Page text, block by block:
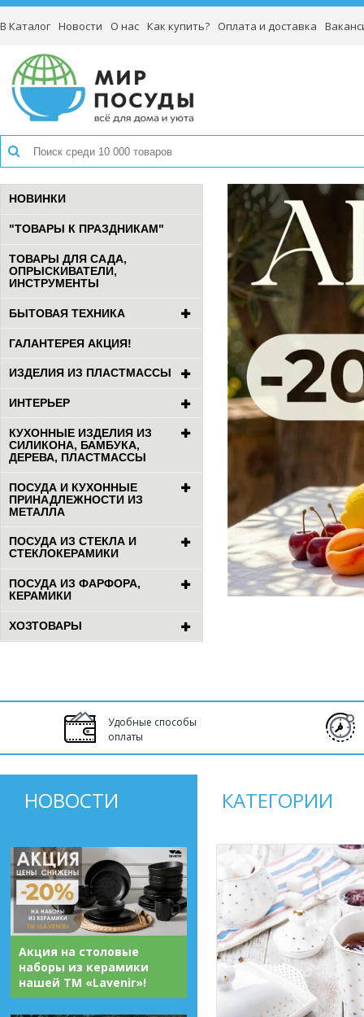
В Каталог Новости О нас Как купить? Оплата и доставка
НОВИНКИ
"ТОВАРЫ К ПРАЗДНИКАМ"
ТОВАРЫ ДЛЯ САДА,
ОПРЫСКИВАТЕЛИ,
ИНСТРУМЕНТЫ
БЫТОВАЯ ТЕХНИКА
ГАЛАНТЕРЕЯ АКЦИЯ!
ИЗДЕЛИЯ ИЗ ПЛАСТМАССЫ
ИНТЕРЬЕР
КУХОННЫЕ ИЗДЕЛИЯ ИЗ
СИЛИКОНА, БАМБУКА,
ДЕРЕВА, ПЛАСТМАССЫ
ПОСУДА И КУХОННЫЕ
ПРИНАДЛЕЖНОСТИ ИЗ
МЕТАЛЛА
ПОСУДА ИЗ СТЕКЛА И
СТЕКЛОКЕРАМИКИ
ПОСУДА ИЗ ФАРФОРА,
КЕРАМИКИ
ХОЗТОВАРЫ
Удобные способы
оплаты
НОВОСТИ
Акция на столовые
наборы из керамики
нашей ТМ «Lavenir»!
КАТЕГОРИИ